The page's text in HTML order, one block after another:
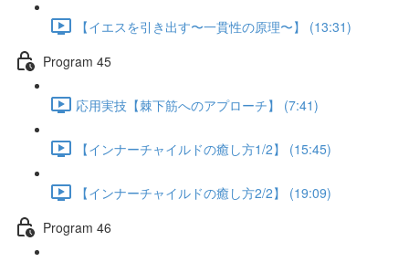
【イエスを引き出す〜一貫性の原理〜】 (13:31)
Program 45
応用実技【棘下筋へのアプローチ】 (7:41)
【インナーチャイルドの癒し方1/2】 (15:45)
【インナーチャイルドの癒し方2/2】 (19:09)
Program 46